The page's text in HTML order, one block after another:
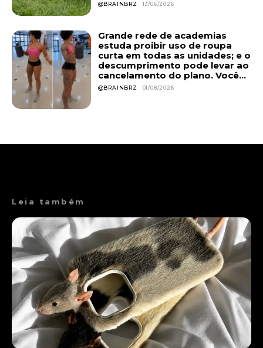
@BRAINBRZ 13/06/2026
Grande rede de academias
estuda proibir uso de roupa
curta em todas as unidades; e o
descumprimento pode levar ao
cancelamento do plano. Você...
@BRAINBRZ 01/08/2026
Leia também